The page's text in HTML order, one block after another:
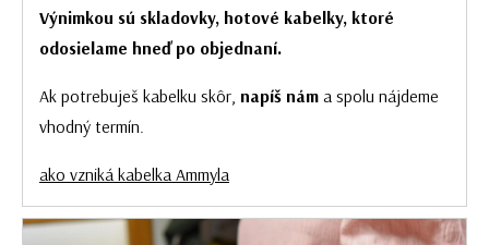
Výnimkou sú skladovky, hotové kabelky, ktoré
odosielame hneď po objednaní.
Ak potrebuješ kabelku skôr, napíš nám a spolu nájdeme
vhodný termín.
ako vzniká kabelka Ammyla